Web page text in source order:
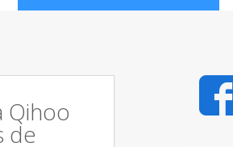
Qihoo
de